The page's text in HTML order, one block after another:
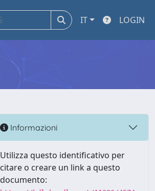
IT LOGIN
Informazioni
Utilizza questo identificativo per
citare o creare un link a questo
documento: